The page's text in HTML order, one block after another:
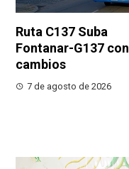
Ruta C137 Suba
Fontanar-G137 con
cambios
7 de agosto de 2026